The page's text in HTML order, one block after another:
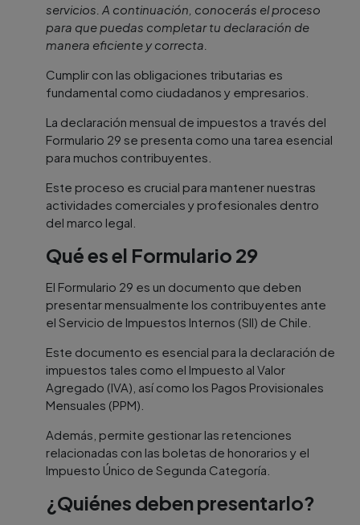
servicios. A continuación, conocerás el proceso
para que puedas completar tu declaración de
manera eficiente y correcta.
Cumplir con las obligaciones tributarias es
fundamental como ciudadanos y empresarios.
La declaración mensual de impuestos a través del
Formulario 29 se presenta como una tarea esencial
para muchos contribuyentes.
Este proceso es crucial para mantener nuestras
actividades comerciales y profesionales dentro
del marco legal.
Qué es el Formulario 29
El Formulario 29 es un documento que deben
presentar mensualmente los contribuyentes ante
el Servicio de Impuestos Internos (SII) de Chile.
Este documento es esencial para la declaración de
impuestos tales como el Impuesto al Valor
Agregado (IVA), así como los Pagos Provisionales
Mensuales (PPM).
Además, permite gestionar las retenciones
relacionadas con las boletas de honorarios y el
Impuesto Único de Segunda Categoría.
¿Quiénes deben presentarlo?